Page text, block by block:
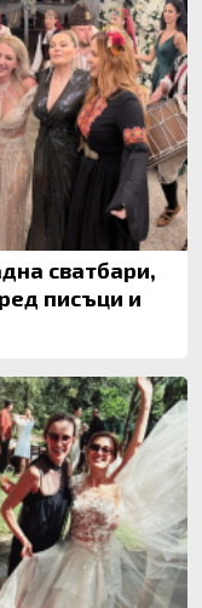
сватбари,
писъци и